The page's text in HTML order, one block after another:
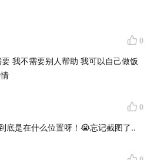
0
我不需要别人帮助 我可以自己做饭
0
底是在什么位置呀！😭忘记截图了..